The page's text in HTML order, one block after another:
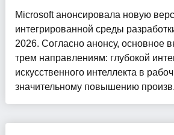
Microsoft анонсировала новую
интегрированной среды
2026. Согласно анонсу, основное
трем направлениям: глубокой
искусственного интеллекта в
значительному повышению